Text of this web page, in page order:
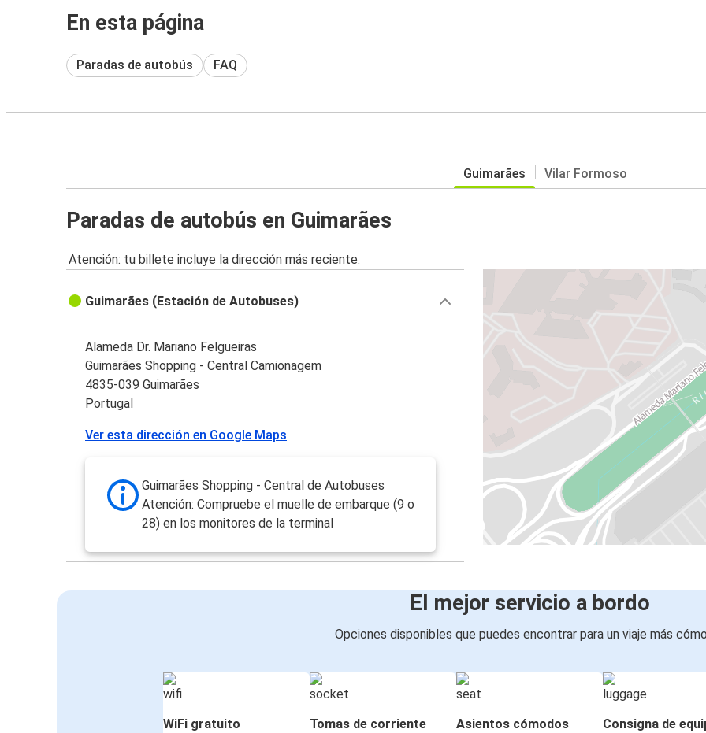
En esta página
Paradas de autobús FAQ
Guimarães Vilar Formoso
Paradas de autobús en Guimarães
Atención: tu billete incluye la dirección más reciente.
Guimarães (Estación de Autobuses)
Alameda Dr. Mariano Felgueiras
Guimarães Shopping - Central Camionagem
4835-039 Guimarães
Portugal
Ver esta dirección en Google Maps
Guimarães Shopping - Central de Autobuses
Atención: Compruebe el muelle de embarque (9 o
28) en los monitores de la terminal
El mejor servicio a bordo
Opciones disponibles que puedes encontrar para un viaje más
WiFi gratuito Tomas de corriente Asientos cómodos Consigna de